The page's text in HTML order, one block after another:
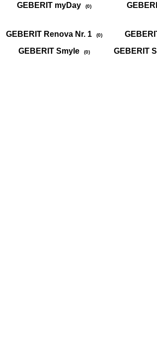
GEBERIT myDay (0)
GEBERIT Renova Nr. 1 (0)
GEBERIT Smyle (0) GEBERIT